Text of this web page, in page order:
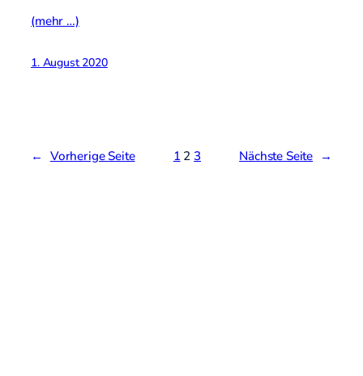
(mehr …)
1. August 2020
← Vorherige Seite 1 2 3 Nächste Seite →